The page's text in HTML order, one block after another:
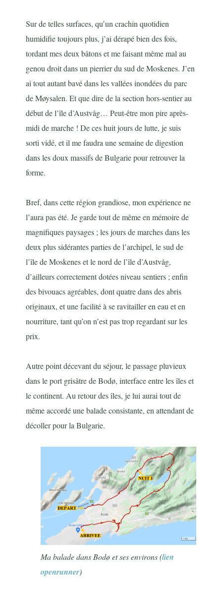
Sur de telles surfaces, qu’un crachin quotidien
humidifie toujours plus, j’ai dérapé bien des fois,
tordant mes deux bâtons et me faisant même mal au
genou droit dans un pierrier du sud de Moskenes. J’en
ai tout autant bavé dans les vallées inondées du parc
de Møysalen. Et que dire de la section hors-sentier au
début de l’île d’Austvåg… Peut-être mon pire après-
midi de marche ! De ces huit jours de lutte, je suis
sorti vidé, et il me faudra une semaine de digestion
dans les doux massifs de Bulgarie pour retrouver la
forme.
Bref, dans cette région grandiose, mon expérience ne
l’aura pas été. Je garde tout de même en mémoire de
magnifiques paysages ; les jours de marches dans les
deux plus sidérantes parties de l’archipel, le sud de
l’île de Moskenes et le nord de l’île d’Austvåg,
d’ailleurs correctement dotées niveau sentiers ; enfin
des bivouacs agréables, dont quatre dans des abris
originaux, et une facilité à se ravitailler en eau et en
nourriture, tant qu’on n’est pas trop regardant sur les
prix.
Autre point décevant du séjour, le passage pluvieux
dans le port grisâtre de Bodø, interface entre les îles et
le continent. Au retour des îles, je lui aurai tout de
même accordé une balade consistante, en attendant de
décoller pour la Bulgarie.
Ma balade dans Bodø et ses environs (lien
openrunner)